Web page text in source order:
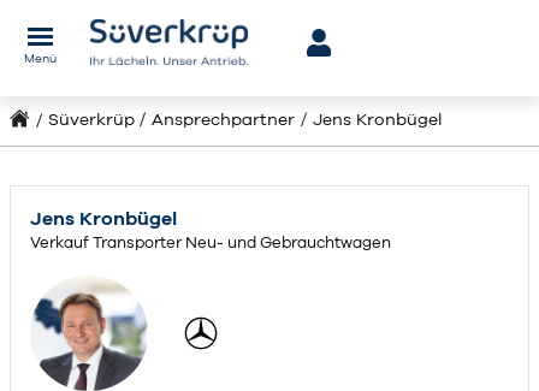
Menü
Süverkrüp Ansprechpartner Jens Kronbügel
Jens Kronbügel
Verkauf Transporter Neu- und Gebrauchtwagen